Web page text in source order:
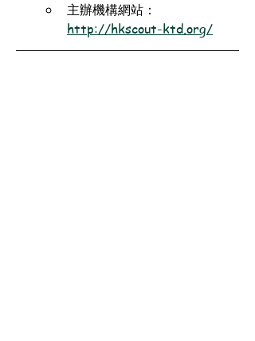
主辦機構網站：
http://hkscout-ktd.org/